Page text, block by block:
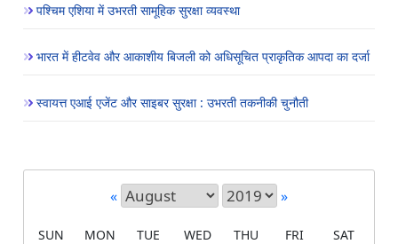
पश्चिम एशिया में उभरती सामूहिक सुरक्षा व्यवस्था
भारत में हीटवेव और आकाशीय बिजली को अधिसूचित प्राकृतिक आपदा का दर्जा
स्वायत्त एआई एजेंट और साइबर सुरक्षा : उभरती तकनीकी चुनौती
« »
SUN MON TUE WED THU FRI SAT